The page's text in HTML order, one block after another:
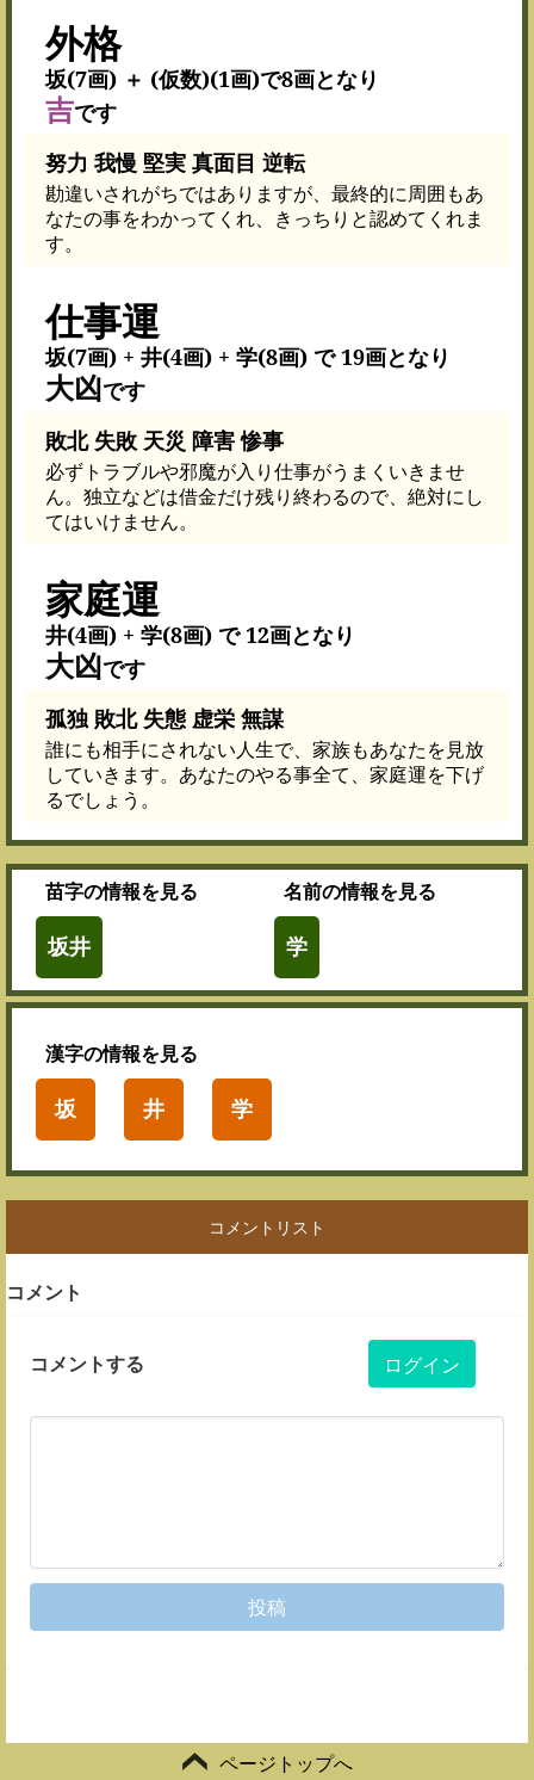
外格
坂(7画) ＋ (仮数)(1画)で8画となり
吉です
努力 我慢 堅実 真面目 逆転
勘違いされがちではありますが、最終的に周囲もあ
なたの事をわかってくれ、きっちりと認めてくれま
す。
仕事運
坂(7画) + 井(4画) + 学(8画) で 19画となり
大凶です
敗北 失敗 天災 障害 惨事
必ずトラブルや邪魔が入り仕事がうまくいきませ
ん。独立などは借金だけ残り終わるので、絶対にし
てはいけません。
家庭運
井(4画) + 学(8画) で 12画となり
大凶です
孤独 敗北 失態 虚栄 無謀
誰にも相手にされない人生で、家族もあなたを見放
していきます。あなたのやる事全て、家庭運を下げ
るでしょう。
苗字の情報を見る
坂井
名前の情報を見る
学
漢字の情報を見る
坂 井 学
コメントリスト
コメント
コメントする ログイン
投稿
ページトップへ